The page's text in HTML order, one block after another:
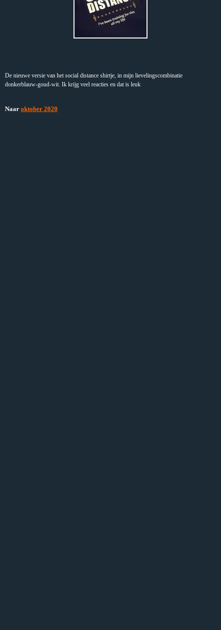
De nieuwe versie van het social distance shirtje, in mijn lievelingscombinatie
donkerblauw-goud-wit. Ik krijg veel reacties en dat is leuk
Naar oktober 2020